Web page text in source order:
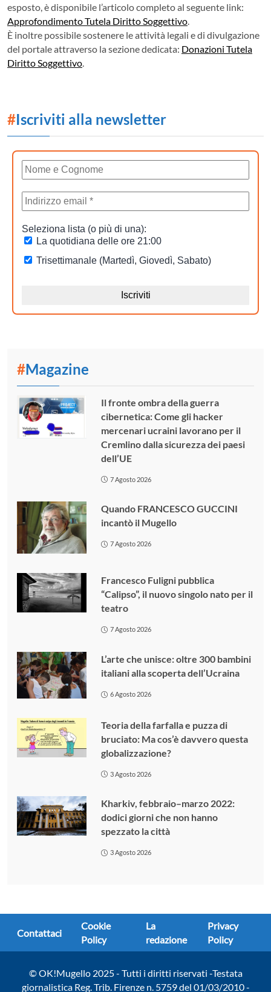
esposto, è disponibile l’articolo completo al seguente link:
Approfondimento Tutela Diritto Soggettivo
È inoltre possibile sostenere le attività legali e di divulgazione
del portale attraverso la sezione dedicata: Donazioni Tutela
Diritto Soggettivo
#Iscriviti alla newsletter
#Magazine
Il fronte ombra della guerra
cibernetica: Come gli hacker
mercenari ucraini lavorano per il
Cremlino dalla sicurezza dei paesi
dell’UE
7 Agosto 2026
Quando FRANCESCO GUCCINI
incantò il Mugello
7 Agosto 2026
Francesco Fuligni pubblica
“Calipso”, il nuovo singolo nato per il
teatro
7 Agosto 2026
L’arte che unisce: oltre 300 bambini
italiani alla scoperta dell’Ucraina
6 Agosto 2026
Teoria della farfalla e puzza di
bruciato: Ma cos’è davvero questa
globalizzazione?
3 Agosto 2026
Kharkiv, febbraio–marzo 2022:
dodici giorni che non hanno
spezzato la città
3 Agosto 2026
Contattaci
Cookie
Policy
La
redazione
Privacy
Policy
© OK!Mugello 2025 - Tutti i diritti riservati -Testata
giornalistica Reg. Trib. Firenze n. 5759 del 01/03/2010 -